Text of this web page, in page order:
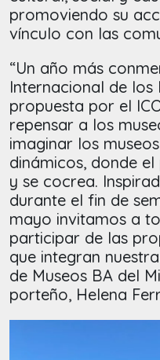
promoviendo su
vínculo con las
“Un año más
Internacional de los
propuesta por el
repensar a los
imaginar los
dinámicos, donde
y se cocrea.
durante el fin de
mayo invitamos a
participar de las
que integran
de Museos BA del
porteño, Helena